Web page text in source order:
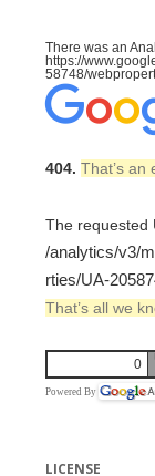
There was an
https://
58748/
404. That’s an
The requested
/analytics/v3/
rties/UA-
That’s all we
0
Powered By
LICENSE